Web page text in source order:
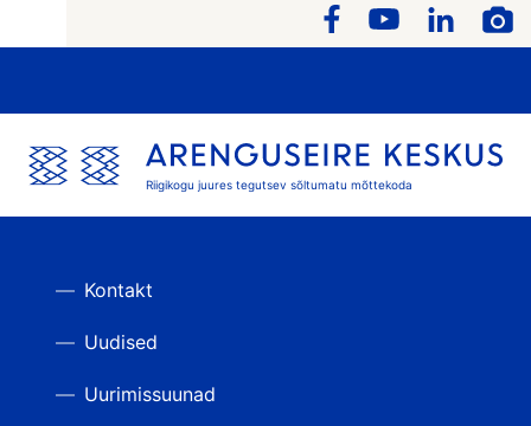
Riigikogu juures tegutsev sõltumatu mõttekoda
Kontakt
Uudised
Uurimissuunad